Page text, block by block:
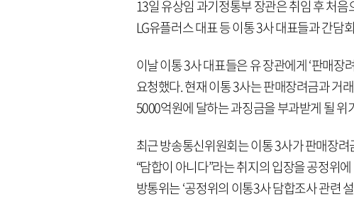
13일 유상임 과기정통부 장관은 취임 후 처
LG유플러스 대표 등 이통 3사 대표들과 간담
이날 이통 3사 대표들은 유 장관에게 ‘판매장
요청했다. 현재 이통 3사는 판매장려금과 거
5000억원에 달하는 과징금을 부과받게 될 위
최근 방송통신위원회는 이통 3사가 판매장
“담합이 아니다”라는 취지의 입장을 공정위
방통위는 ‘공정위의 이통3사 담합조사 관련